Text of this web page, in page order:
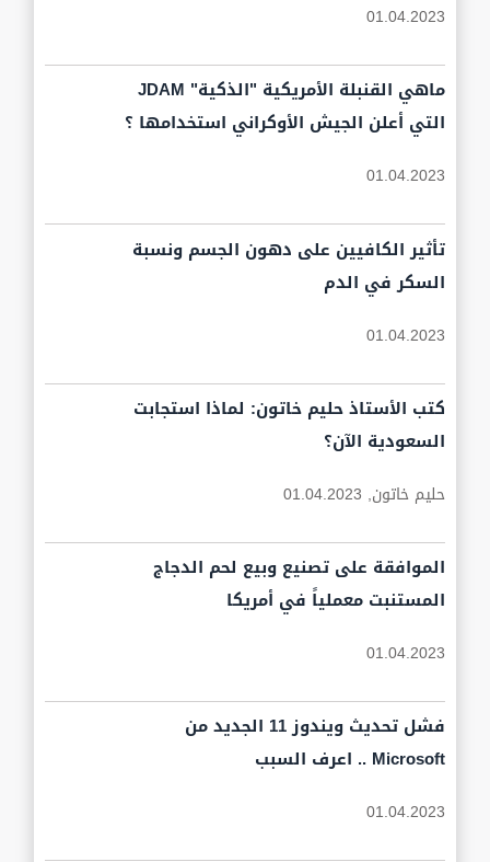
01.04.2023
ماهي القنبلة الأمريكية "الذكية" JDAM
التي أعلن الجيش الأوكراني استخدامها ؟
01.04.2023
تأثير الكافيين على دهون الجسم ونسبة
السكر في الدم
01.04.2023
كتب الأستاذ حليم خاتون: لماذا استجابت
السعودية الآن؟
حليم خاتون, 01.04.2023
الموافقة على تصنيع وبيع لحم الدجاج
المستنبت معملياً في أمريكا
01.04.2023
فشل تحديث ويندوز 11 الجديد من
Microsoft .. اعرف السبب
01.04.2023